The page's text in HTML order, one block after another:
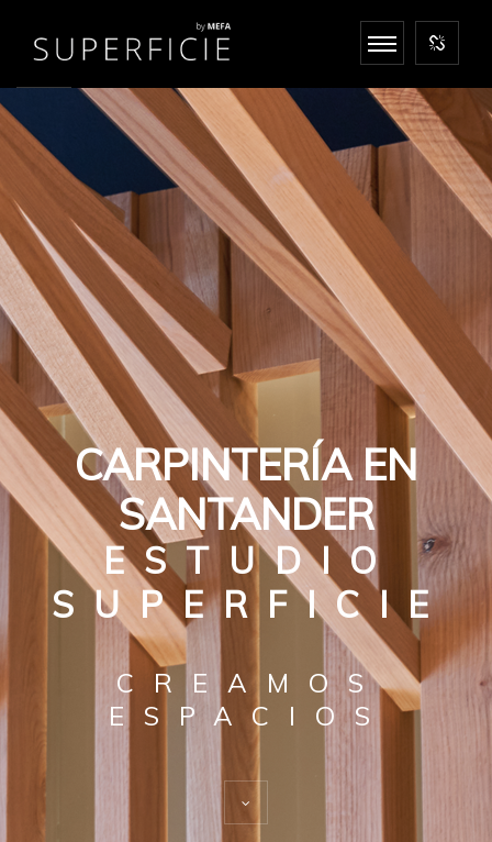
CARPINTERÍA EN
SANTANDER
ESTUDIO
SUPERFICIE
CREAMOS
ESPACIOS